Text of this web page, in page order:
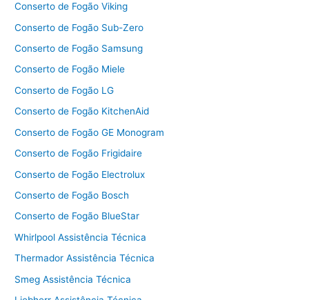
Conserto de Fogão Viking
Conserto de Fogão Sub-Zero
Conserto de Fogão Samsung
Conserto de Fogão Miele
Conserto de Fogão LG
Conserto de Fogão KitchenAid
Conserto de Fogão GE Monogram
Conserto de Fogão Frigidaire
Conserto de Fogão Electrolux
Conserto de Fogão Bosch
Conserto de Fogão BlueStar
Whirlpool Assistência Técnica
Thermador Assistência Técnica
Smeg Assistência Técnica